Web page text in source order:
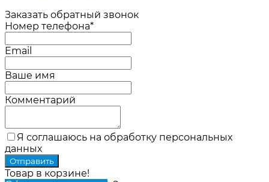
Заказать обратный звонок
Номер телефона*
Email
Ваше имя
Комментарий
Я соглашаюсь на обработку персональных
данных
Товар в корзине!